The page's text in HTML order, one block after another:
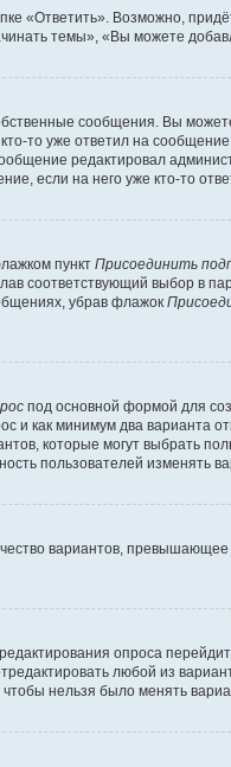
«Ответить». Возможно,
темы», «Вы можете
сообщения. Вы
то уже ответил на
редактировал
если на него уже кто-то
пункт Присоединить
соответствующий выбор в
убрав флажок
под основной формой для
и как минимум два варианта
которые могут выбрать
пользователей изменять
вариантов, превышающее
опроса
любой из
нельзя было менять